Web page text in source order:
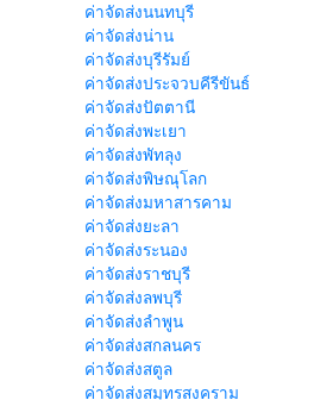
ค่าจัดส่งนนทบุรี
ค่าจัดส่งน่าน
ค่าจัดส่งบุรีรัมย์
ค่าจัดส่งประจวบคีรีขันธ์
ค่าจัดส่งปัตตานี
ค่าจัดส่งพะเยา
ค่าจัดส่งพัทลุง
ค่าจัดส่งพิษณุโลก
ค่าจัดส่งมหาสารคาม
ค่าจัดส่งยะลา
ค่าจัดส่งระนอง
ค่าจัดส่งราชบุรี
ค่าจัดส่งลพบุรี
ค่าจัดส่งลำพูน
ค่าจัดส่งสกลนคร
ค่าจัดส่งสตูล
ค่าจัดส่งสมุทรสงคราม